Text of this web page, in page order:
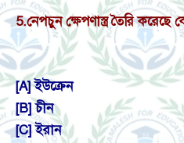
5.নেপচুন ক্ষেপণাস্ত্র তৈরি
[A] ইউক্রেন
[B] চীন
[C] ইরান